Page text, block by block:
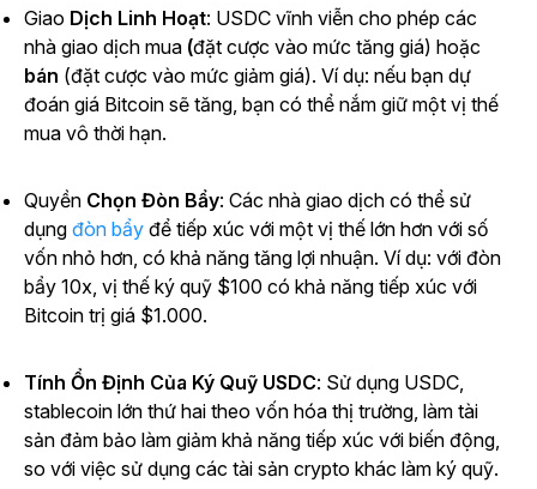
Giao Dịch Linh Hoạt: USDC vĩnh viễn cho phép các
nhà giao dịch mua (đặt cược vào mức tăng giá) hoặc
bán (đặt cược vào mức giảm giá). Ví dụ: nếu bạn dự
đoán giá Bitcoin sẽ tăng, bạn có thể nắm giữ một vị thế
mua vô thời hạn.
Quyền Chọn Đòn Bẩy: Các nhà giao dịch có thể sử
dụng đòn bẩy để tiếp xúc với một vị thế lớn hơn với số
vốn nhỏ hơn, có khả năng tăng lợi nhuận. Ví dụ: với đòn
bẩy 10x, vị thế ký quỹ $100 có khả năng tiếp xúc với
Bitcoin trị giá $1.000.
Tính Ổn Định Của Ký Quỹ USDC: Sử dụng USDC,
stablecoin lớn thứ hai theo vốn hóa thị trường, làm tài
sản đảm bảo làm giảm khả năng tiếp xúc với biến động,
so với việc sử dụng các tài sản crypto khác làm ký quỹ.